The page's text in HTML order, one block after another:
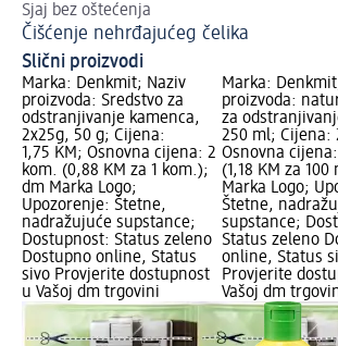
Sjaj bez oštećenja
Čišćenje nehrđajućeg čelika
Slični proizvodi
Marka: Denkmit; Naziv
proizvoda: Sredstvo za
odstranjivanje kamenca,
2x25g, 50 g; Cijena:
1,75 KM; Osnovna cijena: 2
kom. (0,88 KM za 1 kom.);
dm Marka Logo;
Upozorenje: Štetne,
nadražujuće supstance;
Dostupnost: Status zeleno
Dostupno online, Status
sivo Provjerite dostupnost
u Vašoj dm trgovini
Marka:
proizvoda:
za
250 ml; Cijena:
Osnovna
(1,18 KM za
Marka Logo;
Štetne,
supstance;
Status zeleno
online, Status
Provjerite
Vašoj dm